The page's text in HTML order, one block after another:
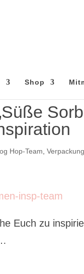
Shop
Hop-Team ,
Euch zu